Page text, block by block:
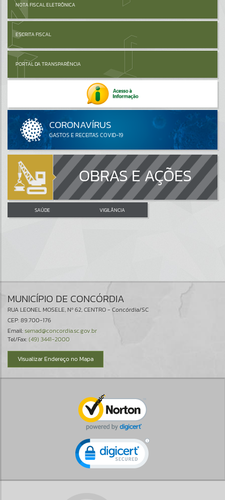
NOTA FISCAL ELETRÔNICA
ESCRITA FISCAL
PORTAL DA TRANSPARÊNCIA
OBRAS E AÇÕES
SAÚDE VIGILÂNCIA
MUNICÍPIO DE CONCÓRDIA
RUA LEONEL MOSELE, Nº 62, CENTRO - Concórdia/SC
CEP: 89.700-176
Email:semad@concordia.sc.gov.br
Tel/Fax:(49) 3441-2000
Visualizar Endereço no Mapa